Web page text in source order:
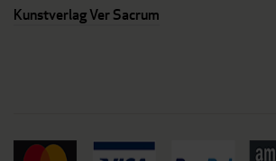
Kunstverlag Ver Sacrum